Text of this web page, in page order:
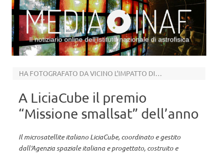
Il notiziario online dell’Istituto nazionale di astrofisica
HA FOTOGRAFATO DA VICINO L’IMPATTO DI DART CON L’ASTEROIDE DIMORPHOS
A LiciaCube il premio
“Missione smallsat” dell’anno
Il microsatellite italiano LiciaCube, coordinato e gestito
dall'Agenzia spaziale italiana e progettato, costruito e